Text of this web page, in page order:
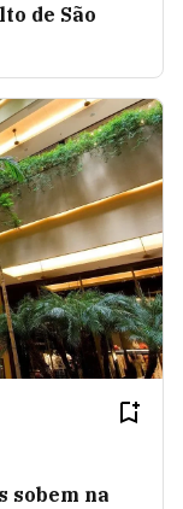
de São
sobem na